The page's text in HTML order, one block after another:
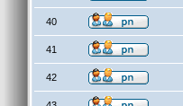
40
41
42